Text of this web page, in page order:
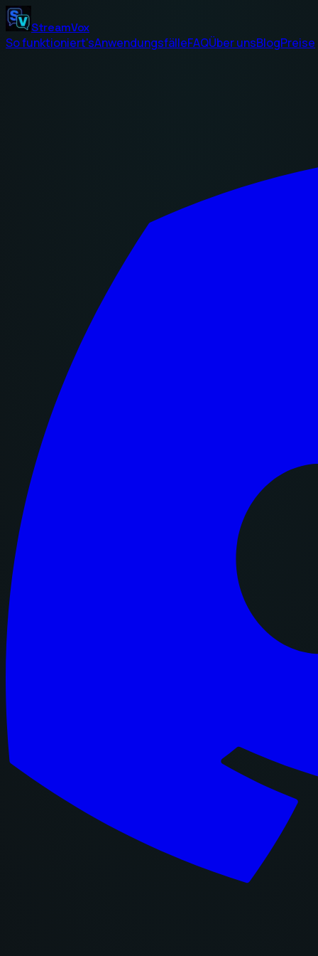
StreamVox
So funktioniert'sAnwendungsfälleFAQÜber unsBlogPreise